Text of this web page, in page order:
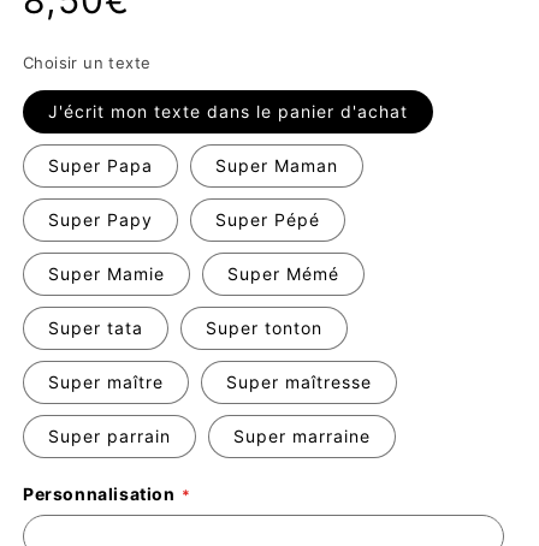
habituel
Choisir un texte
J'écrit mon texte dans le panier d'achat
Super Papa Super Maman
Super Papy Super Pépé
Super Mamie Super Mémé
Super tata Super tonton
Super maître Super maîtresse
Super parrain Super marraine
Personnalisation